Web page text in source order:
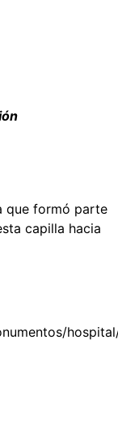
que formó parte
capilla hacia